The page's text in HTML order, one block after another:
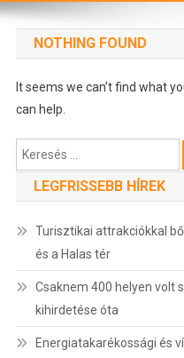
NOTHING FOUND
It seems we can’t find what
can help.
Keresés:
LEGFRISSEBB HÍREK
Turisztikai attrakciókkal
és a Halas tér
Csaknem 400 helyen volt
kihirdetése óta
Energiatakarékossági és